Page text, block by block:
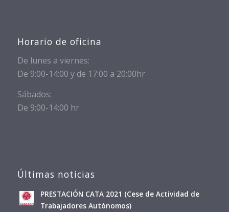
Horario de oficina
De lunes a viernes:
De 9:00-14:00 y de 17:00 a 20:00hr
Sábados:
De 9:00-14:00 hr
Últimas noticias
PRESTACIÓN CATA 2021 (Cese de Actividad de
Trabajadores Autónomos)